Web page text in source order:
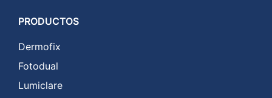
PRODUCTOS
Dermofix
Fotodual
Lumiclare